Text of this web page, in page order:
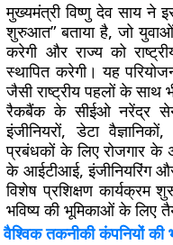
मुख्यमंत्री विष्णु देव साय ने
शुरुआत” बताया है, जो
करेगी और राज्य को
स्थापित करेगी। यह
जैसी राष्ट्रीय पहलों के साथ
रैकबैंक के सीईओ नरेंद्र
इंजीनियरों, डेटा
प्रबंधकों के लिए रोजगार के
के आईटीआई, इंजीनियरिंग
विशेष प्रशिक्षण कार्यक्रम
भविष्य की भूमिकाओं के लिए
वैश्विक तकनीकी कंपनियों की